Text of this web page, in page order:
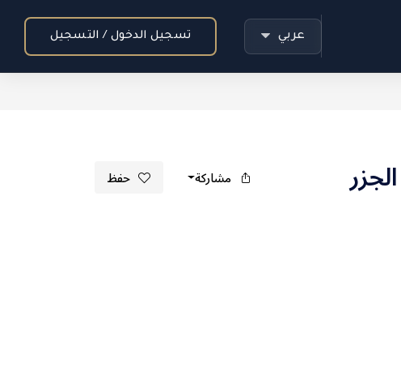
عربي تسجيل الدخول / التسجيل
مشاركة حفظ